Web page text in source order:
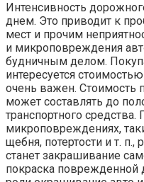
Интенсивность
днем. Это приводит к
мест и прочим
и микроповреждения
будничным делом.
интересуется
очень важен. Стоимость
может составлять до
транспортного средства.
микроповреждениях,
щебня, потертости и т.
станет закрашивание
покраска поврежденной